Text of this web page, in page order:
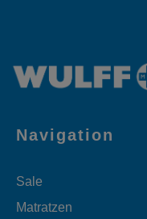
Navigation
Sale
Matratzen